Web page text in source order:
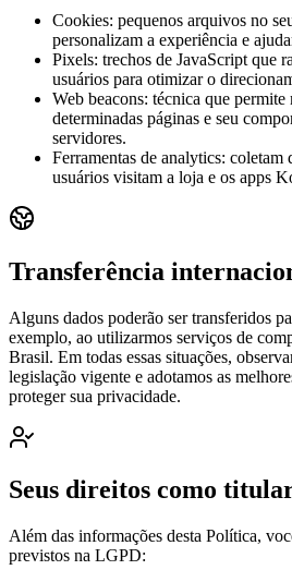
Cookies: pequenos arquivos no
personalizam a experiência e
Pixels: trechos de JavaScript que
usuários para otimizar o
Web beacons: técnica que permite
determinadas páginas e seu
servidores.
Ferramentas de analytics: coletam
usuários visitam a loja e os apps
Transferência
Alguns dados poderão ser transferidos
exemplo, ao utilizarmos serviços de
Brasil. Em todas essas situações,
legislação vigente e adotamos as
proteger sua privacidade.
Seus direitos como
Além das informações desta Política,
previstos na LGPD: